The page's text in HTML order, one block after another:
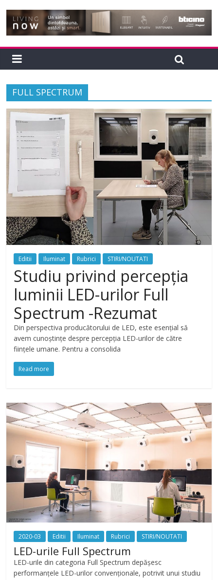
FULL SPECTRUM
Editii Iluminat Rubrici STIRI/NOUTATI
Studiu privind percepția
luminii LED-urilor Full
Spectrum -Rezumat
Din perspectiva producătorului de LED, este esențial să
avem cunoștințe despre percepția LED-urilor de către
ființele umane. Pentru a consolida
Read more
2020-03 Editii Iluminat Rubrici STIRI/NOUTATI
LED-urile Full Spectrum
LED-urile din categoria Full Spectrum depășesc
performanțele LED-urilor convenționale, potrivit unui studiu